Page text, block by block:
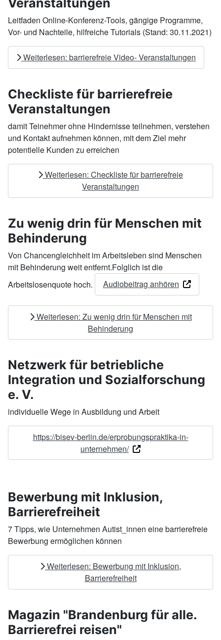
Veranstaltungen
Leitfaden Online-Konferenz-Tools, gängige Programme,
Vor- und Nachteile, hilfreiche Tutorials (Stand: 30.11.2021)
Weiterlesen: barrierefreie Video- Veranstaltungen
Checkliste für barrierefreie
Veranstaltungen
damit Teinehmer ohne Hindernisse teilnehmen, verstehen
und Kontakt aufnehmen können, mit dem Ziel mehr
potentielle Kunden zu erreichen
Weiterlesen: Checkliste für barrierefreie
Veranstaltungen
Zu wenig drin für Menschen mit
Behinderung
Von Chancengleichheit im Arbeitsleben sind Menschen
mit Behinderung weit entfernt.Folglich ist die
Arbeitslosenquote hoch.
Audiobeitrag anhören
Weiterlesen: Zu wenig drin für Menschen mit
Behinderung
Netzwerk für betriebliche
Integration und Sozialforschung
e. V.
individuelle Wege in Ausbildung und Arbeit
https://bisev-berlin.de/erprobungspraktika-in-
unternehmen/
Bewerbung mit Inklusion,
Barrierefreiheit
7 Tipps, wie Unternehmen Autist_innen eine barrierefreie
Bewerbung ermöglichen können
Weiterlesen: Bewerbung mit Inklusion,
Barrierefreiheit
Magazin "Brandenburg für alle.
Barrierefrei reisen"